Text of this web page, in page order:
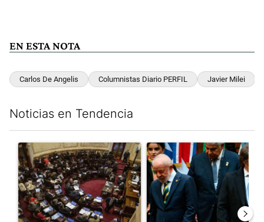
EN ESTA NOTA
Carlos De Angelis Columnistas Diario PERFIL Javier Milei
Noticias en Tendencia
Un artículo de tendencia con el título "El Senado dio media
Un artículo de tendencia con